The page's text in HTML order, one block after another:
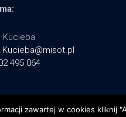
Kucieba
495 064
zawartej w cookies kliknij